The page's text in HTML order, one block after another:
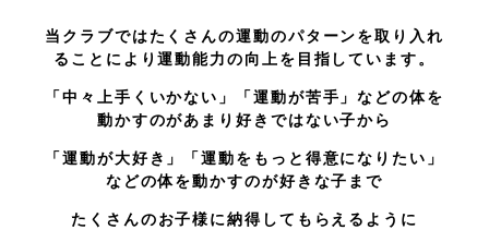
当クラブではたくさんの運動のパターンを取り入れ
ることにより運動能力の向上を目指しています。
「中々上手くいかない」「運動が苦手」などの体を
動かすのがあまり好きではない子から
「運動が大好き」「運動をもっと得意になりたい」
などの体を動かすのが好きな子まで
たくさんのお子様に納得してもらえるように